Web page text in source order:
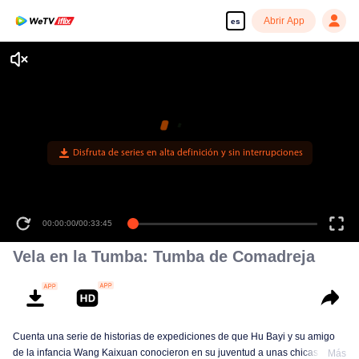
es Abrir App
Disfruta de series en alta definición y sin interrupciones
00:00:00/00:33:45
Vela en la Tumba: Tumba de Comadreja
Cuenta una serie de historias de expediciones de que Hu Bayi y su amigo
de la infancia Wang Kaixuan conocieron en su juventud a unas chicas como
Más